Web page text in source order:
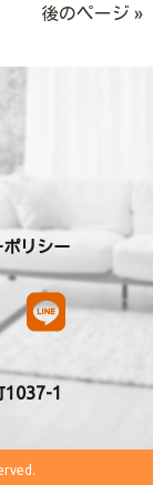
後のページ »
リシー
1